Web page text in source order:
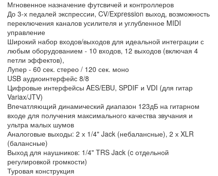
Мгновенное назначение футсвичей и контроллеров
До 3-х педалей экспрессии, CV/Expression выход, возможность
переключения каналов усилителя и углубленное MIDI
управление
Широкий набор входов/выходов для идеальной интеграции с
любым оборудованием - 10 входов, 12 выходов (включая 4
петли эффектов),
Лупер - 60 сек. стерео / 120 сек. моно
USB аудиоинтерфейс 8/8
Цифровые интерфейсы AES/EBU, SPDIF и VDI (для гитар
Variax/JTV)
Впечатляющий динамический диапазон 123дБ на гитарном
входе для получения максимального качества звучания и
ультра малых шумов
Аналоговые выходы: 2 х 1/4" Jack (небалансные), 2 х XLR
(балансные)
Выход для наушников: 1/4" TRS Jack (c отдельной
регулировкой громкости)
Туровая конструкция